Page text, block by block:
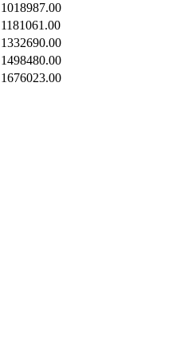
1018987.00
1181061.00
1332690.00
1498480.00
1676023.00